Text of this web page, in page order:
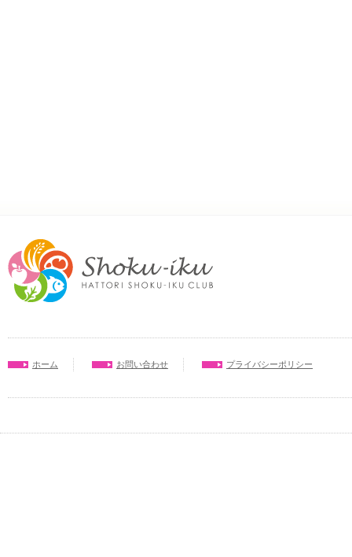
ホーム お問い合わせ プライバシーポリシー